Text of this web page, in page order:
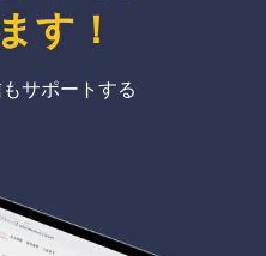
す ！
サポートする